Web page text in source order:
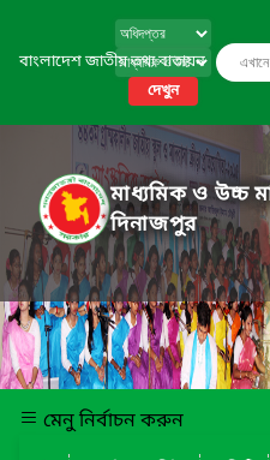
বাংলাদেশ জাতীয় তথ্য বাতায়ন
দেখুন
মাধ্যমিক ও উচ্চ
দিনাজপুর
মেনু নির্বাচন করুন